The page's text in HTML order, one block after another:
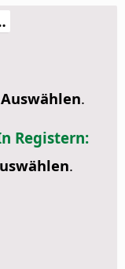
.
Registern:
.